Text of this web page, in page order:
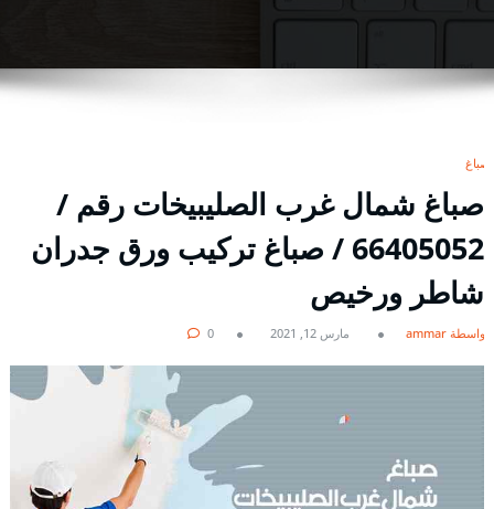
صباغ
صباغ شمال غرب الصليبيخات رقم /
66405052 / صباغ تركيب ورق جدران
شاطر ورخيص
بواسطة ammar مارس 12, 2021 0